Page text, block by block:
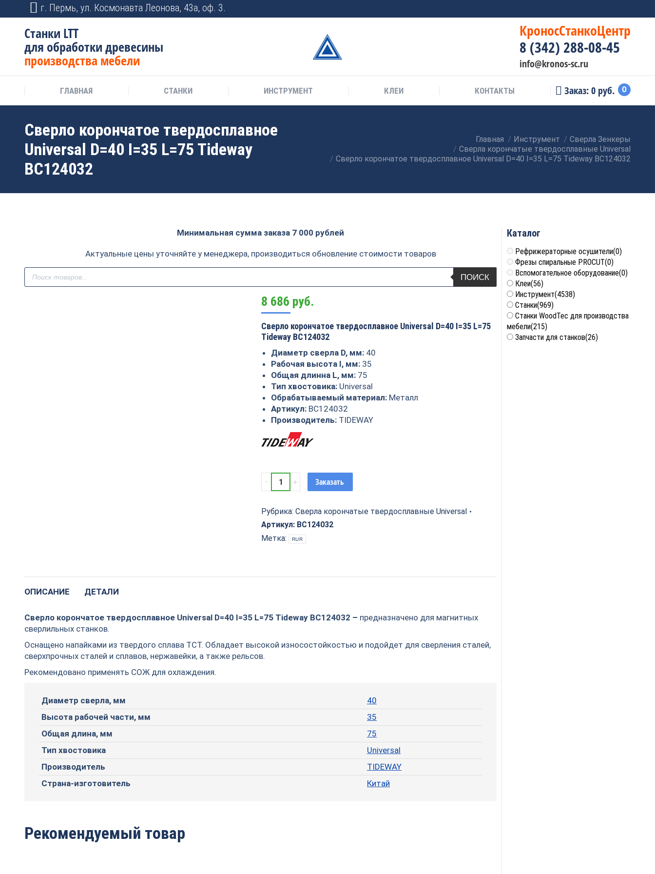
г. Пермь, ул. Космонавта Леонова, 43а, оф. 3.
Станки LTT
для обработки древесины
производства мебели
КроносСтанкоЦентр
8 (342) 288-08-45
info@kronos-sc.ru
ГЛАВНАЯ СТАНКИ ИНСТРУМЕНТ КЛЕИ КОНТАКТЫ Заказ:0 руб. 0
Сверло корончатое твердосплавное
Universal D=40 I=35 L=75 Tideway
BC124032
Главная Инструмент
Сверла Зенкеры
Сверла корончатые твердосплавные Universal
Сверло корончатое твердосплавное Universal D=40 I=35 L=75 Tideway BC124032
Минимальная сумма заказа 7 000 рублей
Актуальные цены уточняйте у менеджера, производиться обновление стоимости товаров
Поиск
товаров
ПОИСК
8 686 руб.
Сверло корончатое твердосплавное Universal D=40 I=35 L=75
Tideway BC124032
Диаметр сверла D, мм: 40
Рабочая высота I, мм: 35
Общая длинна L, мм: 75
Тип хвостовика: Universal
Обрабатываемый материал: Металл
Артикул: BC124032
Производитель: TIDEWAY
Сверло
корончатое
Universal
D=40
I=35
quantity
Заказать
Рубрика:Сверла корончатые твердосплавные Universal
Артикул: BC124032
Метка:
RUR
ОПИСАНИЕ ДЕТАЛИ
Сверло корончатое твердосплавное Universal D=40 I=35 L=75 Tideway BC124032 – предназначено для магнитных
сверлильных станков.
Оснащено напайками из твердого сплава TCT. Обладает высокой износостойкостью и подойдет для сверления сталей,
сверхпрочных сталей и сплавов, нержавейки, а также рельсов.
Рекомендовано применять СОЖ для охлаждения.
Диаметр сверла, мм
40
Высота рабочей части, мм
35
Общая длина, мм
75
Тип хвостовика
Universal
Производитель
TIDEWAY
Страна-изготовитель
Китай
Рекомендуемый товар
Каталог
Рефрижераторные осушители(0)
Фрезы спиральные PROCUT(0)
Вспомогательное оборудование(0)
Клеи(56)
Инструмент(4538)
Станки(969)
Станки WoodTec для производства
мебели(215)
Запчасти для станков(26)